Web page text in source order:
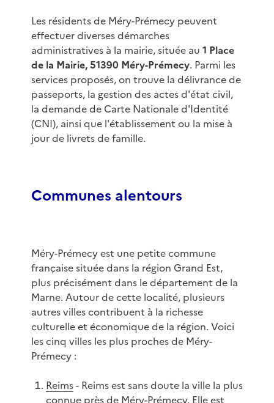
Les résidents de Méry-Prémecy peuvent
effectuer diverses démarches
administratives à la mairie, située au 1 Place
de la Mairie, 51390 Méry-Prémecy. Parmi les
services proposés, on trouve la délivrance de
passeports, la gestion des actes d'état civil,
la demande de Carte Nationale d'Identité
(CNI), ainsi que l'établissement ou la mise à
jour de livrets de famille.
Communes alentours
Méry-Prémecy est une petite commune
française située dans la région Grand Est,
plus précisément dans le département de la
Marne. Autour de cette localité, plusieurs
autres villes contribuent à la richesse
culturelle et économique de la région. Voici
les cinq villes les plus proches de Méry-
Prémecy :
Reims- Reims est sans doute la ville la plus